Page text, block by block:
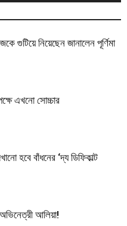
গুটিয়ে নিয়েছেন জানালেন পূর্ণিমা
এখনো সোচ্চার
হবে বাঁধনের ‘দ্য ডিফিকাল্ট
আলিয়া!